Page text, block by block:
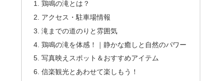
鶏鳴の滝とは？
アクセス・駐車場情報
滝までの道のりと雰囲気
鶏鳴の滝を体感！｜静かな癒しと自然のパワー
写真映えスポット＆おすすめアイテム
信楽観光とあわせて楽しもう！